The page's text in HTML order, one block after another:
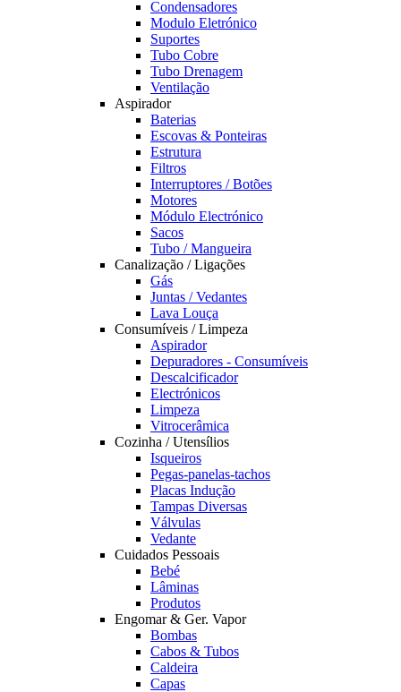
Condensadores
Modulo Eletrónico
Suportes
Tubo Cobre
Tubo Drenagem
Ventilação
Aspirador
Baterias
Escovas & Ponteiras
Estrutura
Filtros
Interruptores / Botões
Motores
Módulo Electrónico
Sacos
Tubo / Mangueira
Canalização / Ligações
Gás
Juntas / Vedantes
Lava Louça
Consumíveis / Limpeza
Aspirador
Depuradores - Consumíveis
Descalcificador
Electrónicos
Limpeza
Vitrocerâmica
Cozinha / Utensílios
Isqueiros
Pegas-panelas-tachos
Placas Indução
Tampas Diversas
Válvulas
Vedante
Cuidados Pessoais
Bebé
Lâminas
Produtos
Engomar & Ger. Vapor
Bombas
Cabos & Tubos
Caldeira
Capas